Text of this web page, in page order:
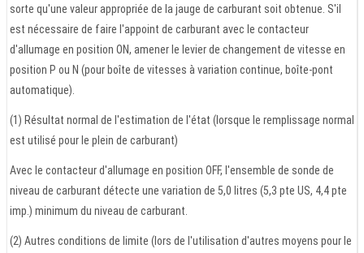
sorte qu'une valeur appropriée de la jauge de carburant soit obtenue. S'il
est nécessaire de faire l'appoint de carburant avec le contacteur
d'allumage en position ON, amener le levier de changement de vitesse en
position P ou N (pour boîte de vitesses à variation continue, boîte-pont
automatique).
(1) Résultat normal de l'estimation de l'état (lorsque le remplissage normal
est utilisé pour le plein de carburant)
Avec le contacteur d'allumage en position OFF, l'ensemble de sonde de
niveau de carburant détecte une variation de 5,0 litres (5,3 pte US, 4,4 pte
imp.) minimum du niveau de carburant.
(2) Autres conditions de limite (lors de l'utilisation d'autres moyens pour le